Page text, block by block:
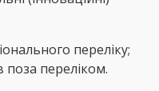
переліку;
поза переліком.